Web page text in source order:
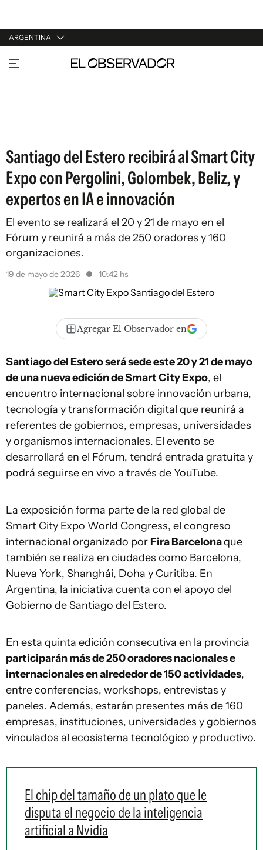
ARGENTINA
URUGUAY
ARGENTINA
Santiago del Estero recibirá al Smart City
Expo con Pergolini, Golombek, Beliz, y
expertos en IA e innovación
El evento se realizará el 20 y 21 de mayo en el
Fórum y reunirá a más de 250 oradores y 160
organizaciones.
19 de mayo de 2026 10:42 hs
Agregar El Observador en
Santiago del Estero será sede este 20 y 21 de mayo
de una nueva edición de Smart City Expo, el
encuentro internacional sobre innovación urbana,
tecnología y transformación digital que reunirá a
referentes de gobiernos, empresas, universidades
y organismos internacionales. El evento se
desarrollará en el Fórum, tendrá entrada gratuita y
podrá seguirse en vivo a través de YouTube.
La exposición forma parte de la red global de
Smart City Expo World Congress, el congreso
internacional organizado por Fira Barcelonaque
también se realiza en ciudades como Barcelona,
Nueva York, Shanghái, Doha y Curitiba. En
Argentina, la iniciativa cuenta con el apoyo del
Gobierno de Santiago del Estero.
En esta quinta edición consecutiva en la provincia
participarán más de 250 oradores nacionales e
internacionales en alrededor de 150 actividades,
entre conferencias, workshops, entrevistas y
paneles. Además, estarán presentes más de 160
empresas, instituciones, universidades y gobiernos
vinculados al ecosistema tecnológico y productivo.
El chip del tamaño de un plato que le
disputa el negocio de la inteligencia
artificial a Nvidia